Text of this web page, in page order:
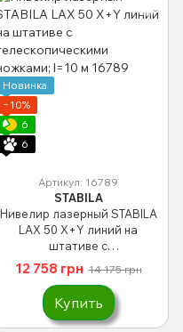
Новинка
−10%
6
6
Артикул: 16789
STABILA
Нивелир лазерный STABILA
LAX 50 X+Y линий на
штативе с
телескопическими ножками;
l=10 м
12 758 грн 14 175 грн
Купить